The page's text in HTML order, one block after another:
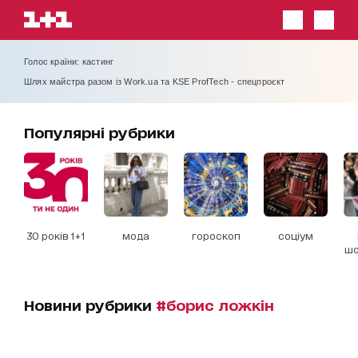
Голос країни: кастинг
Шлях майстра разом із Work.ua та KSE ProfTech - спецпроєкт
Популярні рубрики
30 років 1+1 мода гороскоп соціум
Новини рубрики #борис ложкін